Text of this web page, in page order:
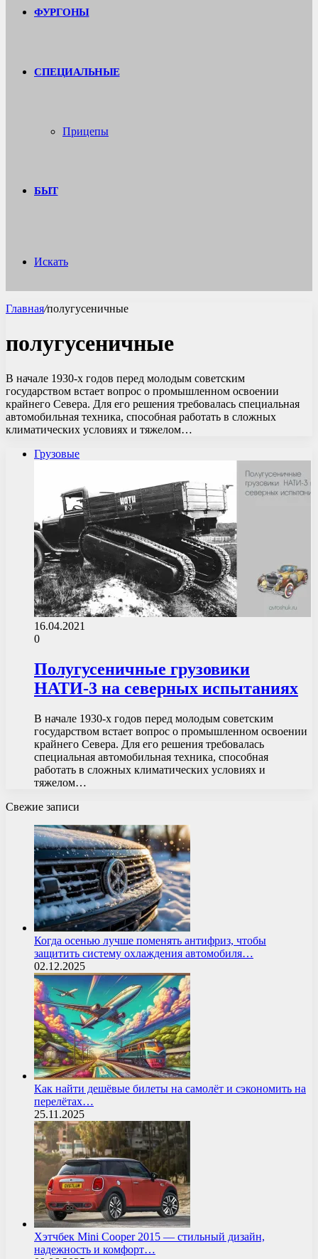
ФУРГОНЫ
СПЕЦИАЛЬНЫЕ
Прицепы
БЫТ
Искать
Главная/полугусеничные
полугусеничные
В начале 1930-х годов перед молодым советским
государством встает вопрос о промышленном освоении
крайнего Севера. Для его решения требовалась специальная
автомобильная техника, способная работать в сложных
климатических условиях и тяжелом…
Грузовые
16.04.2021
0
Полугусеничные грузовики
НАТИ-3 на северных испытаниях
В начале 1930-х годов перед молодым советским
государством встает вопрос о промышленном освоении
крайнего Севера. Для его решения требовалась
специальная автомобильная техника, способная
работать в сложных климатических условиях и
тяжелом…
Свежие записи
Когда осенью лучше поменять антифриз, чтобы
защитить систему охлаждения автомобиля…
02.12.2025
Как найти дешёвые билеты на самолёт и сэкономить на
перелётах…
25.11.2025
Хэтчбек Mini Cooper 2015 — стильный дизайн,
надежность и комфорт…